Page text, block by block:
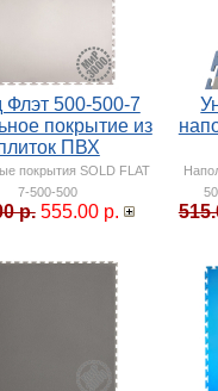
500-500-7
покрытие из
ПВХ
покрытия SOLD FLAT
7-500-500
р. 555.00 р.